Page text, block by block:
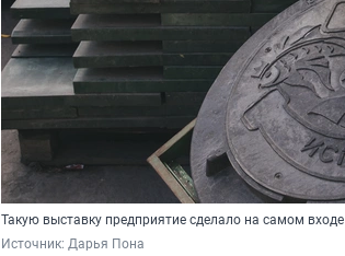
Такую выставку предприятие сделало на самом входе
Источник: Дарья Пона